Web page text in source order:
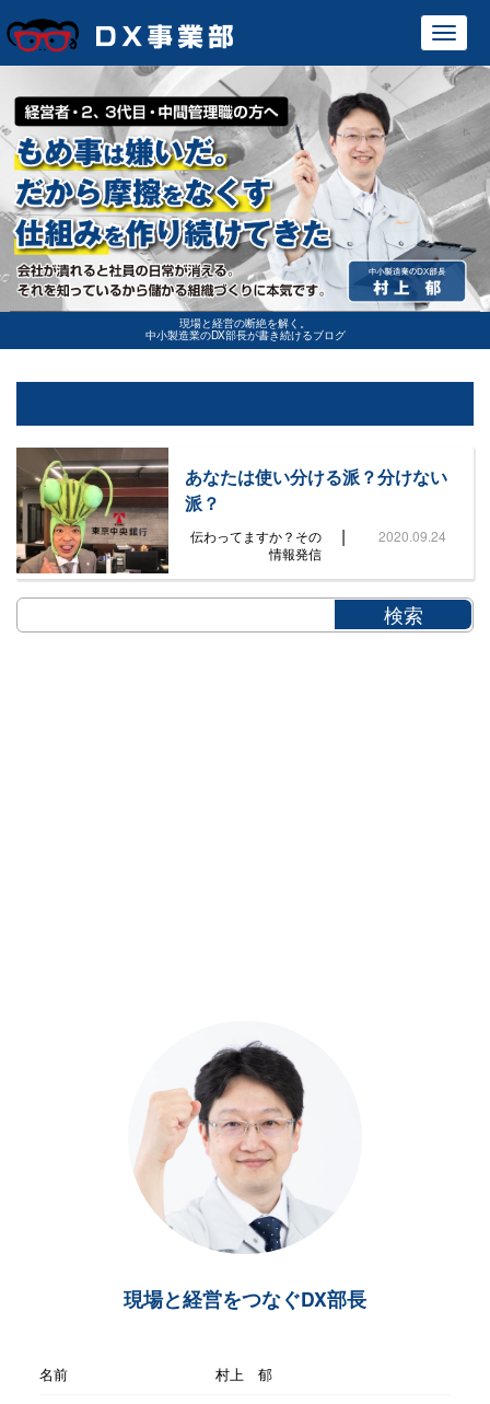
現場と経営の断絶を解く。
中小製造業のDX部長が書き続けるブログ
あなたは使い分ける派？分けない
派？
伝わってますか？その
情報発信
| 2020.09.24
現場と経営をつなぐDX部長
名前
村上 郁